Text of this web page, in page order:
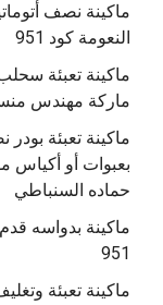
ماكينة نصف
النعومة كود 951
ماركة مهندس
حماده السنباطي
ماكينة بدواسه
951
ماكينة تعبئة